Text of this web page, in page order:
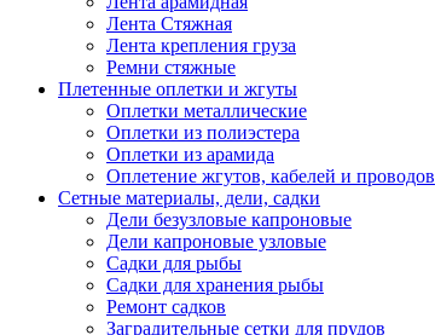
Лента Стяжная
Лента крепления груза
Ремни стяжные
Плетенные оплетки и жгуты
Оплетки металлические
Оплетки из полиэстера
Оплетки из арамида
Оплетение жгутов, кабелей и проводов
Сетные материалы, дели, садки
Дели безузловые капроновые
Дели капроновые узловые
Садки для рыбы
Садки для хранения рыбы
Ремонт садков
Заградительные сетки для прудов